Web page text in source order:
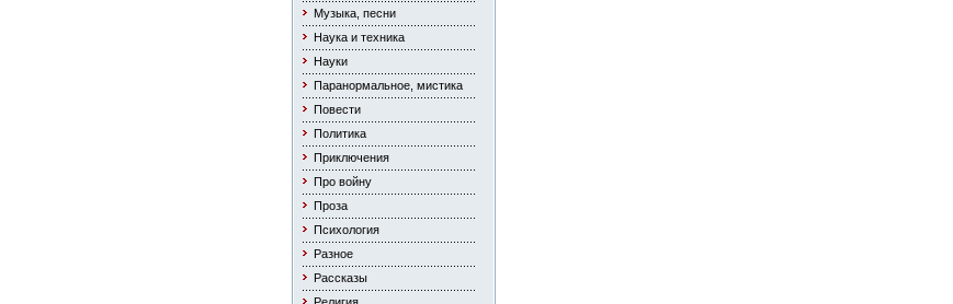
Музыка, песни
Наука и техника
Науки
Паранормальное, мистика
Повести
Политика
Приключения
Про войну
Проза
Психология
Разное
Рассказы